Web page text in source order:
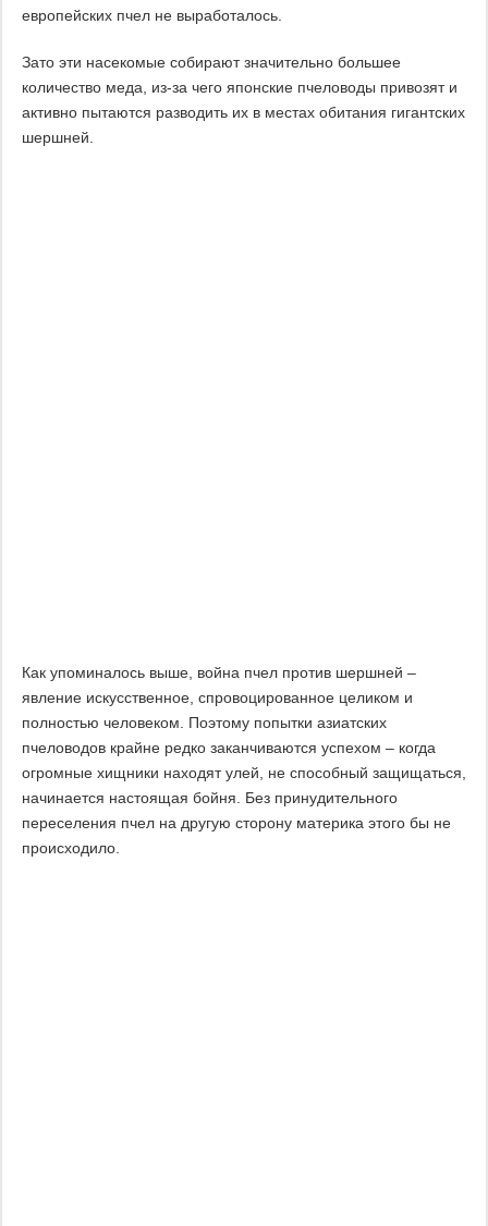
европейских пчел не выработалось.
Зато эти насекомые собирают значительно большее
количество меда, из-за чего японские пчеловоды привозят и
активно пытаются разводить их в местах обитания гигантских
шершней.
Как упоминалось выше, война пчел против шершней –
явление искусственное, спровоцированное целиком и
полностью человеком. Поэтому попытки азиатских
пчеловодов крайне редко заканчиваются успехом – когда
огромные хищники находят улей, не способный защищаться,
начинается настоящая бойня. Без принудительного
переселения пчел на другую сторону материка этого бы не
происходило.